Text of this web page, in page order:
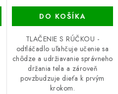
DO KOŠÍKA
TLAČENIE S RÚČKOU -
odtláčadlo uľahčuje učenie sa
chôdze a udržiavanie správneho
držania tela a zároveň
povzbudzuje dieťa k prvým
krokom.